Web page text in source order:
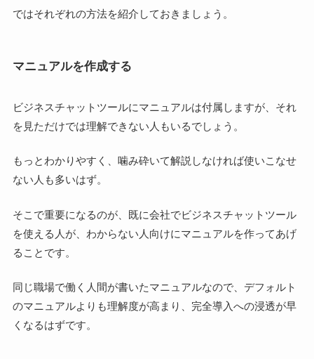
ではそれぞれの方法を紹介しておきましょう。
マニュアルを作成する
ビジネスチャットツールにマニュアルは付属しますが、それ
を見ただけでは理解できない人もいるでしょう。
もっとわかりやすく、噛み砕いて解説しなければ使いこなせ
ない人も多いはず。
そこで重要になるのが、既に会社でビジネスチャットツール
を使える人が、わからない人向けにマニュアルを作ってあげ
ることです。
同じ職場で働く人間が書いたマニュアルなので、デフォルト
のマニュアルよりも理解度が高まり、完全導入への浸透が早
くなるはずです。